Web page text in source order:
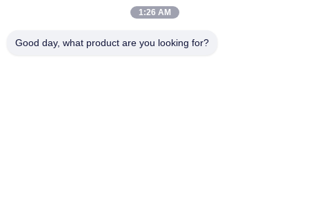
Wisata Pabrik
Hubungi Kami
1:26 AM
Good day, what product are you looking for?